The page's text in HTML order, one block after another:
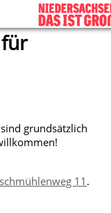
grundsätzlich
11 .